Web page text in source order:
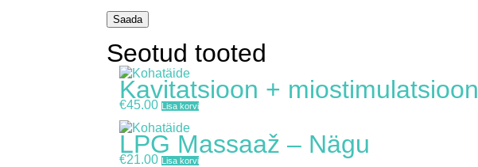
Seotud tooted
Kavitatsioon + miostimulatsioon
€45.00 Lisa korvi
LPG Massaaž – Nägu
€21.00 Lisa korvi